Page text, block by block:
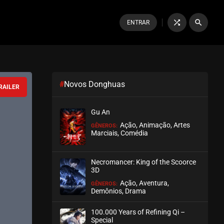
ENTRAR shuffle search
#Novos Donghuas
Gu An
GÊNEROS: Ação, Animação, Artes
Marciais, Comédia
Necromancer: King of the Scoorce
3D
GÊNEROS: Ação, Aventura,
Demônios, Drama
100.000 Years of Refining Qi –
Special